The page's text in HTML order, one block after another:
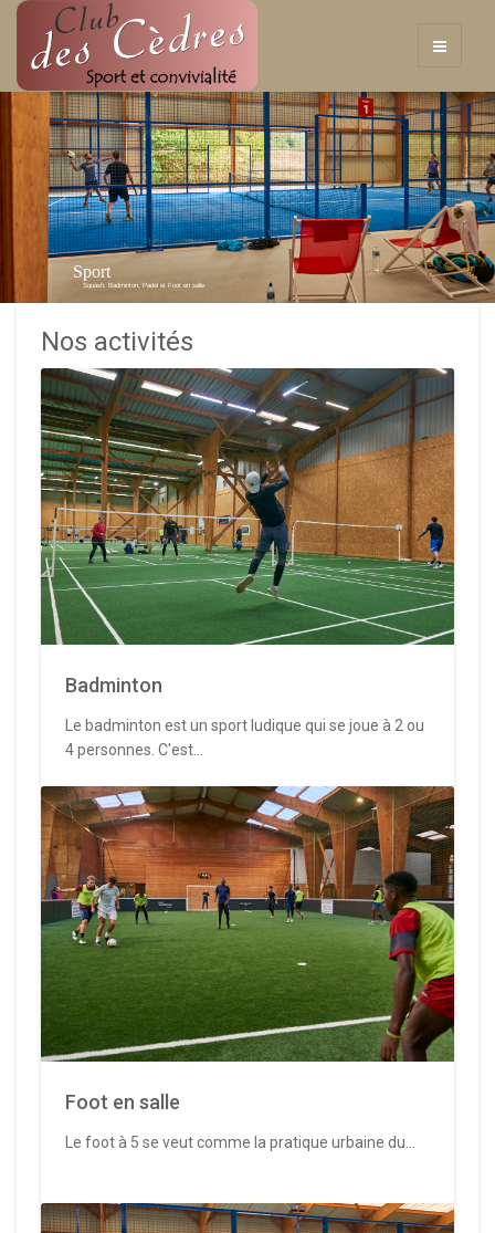
Sport
Squash, Badminton, Padel et Foot en salle
Nos activités
Badminton
Le badminton est un sport ludique qui se joue à 2 ou
4 personnes. C'est...
Foot en salle
Le foot à 5 se veut comme la pratique urbaine du...